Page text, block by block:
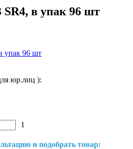
в упак 96 шт
юр.лиц ):
1
и подобрать товар: